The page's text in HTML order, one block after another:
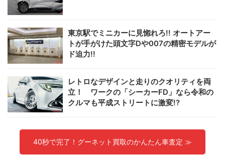
東京駅でミニカーに見惚れろ!! オートアー
トが手がけた頭文字Dや007の精密モデルが
ド迫力!!
レトロなデザインと走りのクオリティを両
立！ ワークの「シーカーFD」なら令和の
クルマも平成ストリートに激変!?
40秒で完了！グーネット買取のかんたん車査定 ≫